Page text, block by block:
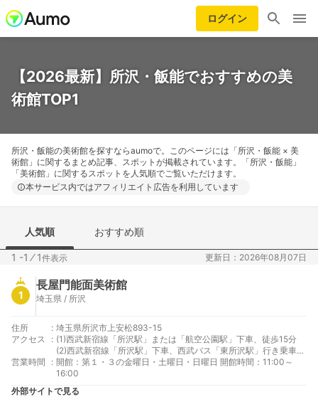
ログイン
【2026最新】所沢・飯能でおすすめの美
術館TOP1
所沢・飯能の美術館を探すならaumoで。このページには「所沢・飯能 × 美
術館」に関するまとめ記事、スポットが掲載されています。「所沢・飯能」
「美術館」に関するスポットを人気順でご覧いただけます。
本サービス内ではアフィリエイト広告を利用しています
人気順 おすすめ順
1 -1 ⁄1件表示 更新日：2026年08月07日
1
長屋門能面美術館
埼玉県 / 所沢
住所 : 埼玉県所沢市上安松893-15
アクセス
: (1)西武新宿線「所沢駅」または「航空公園駅」下車、徒歩15分
(2)西武新宿線「所沢駅」下車、西武バス「東所沢駅」行き乗車
「松井」下車、徒歩1分
営業時間 : 開館：第１・３の金曜日・土曜日・日曜日 開館時間：11:00～
16:00
外部サイトで見る